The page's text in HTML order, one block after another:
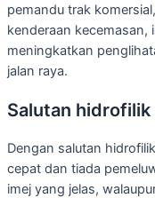
pemandu trak
kenderaan kecemasan,
meningkatkan
jalan raya.
Salutan hidrofilik
Dengan salutan
cepat dan tiada
imej yang jelas,